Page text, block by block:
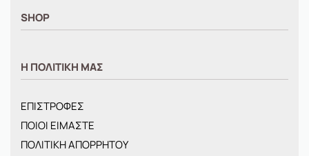
SHOP
ΓΥΝΑΙΚΕΙΑ
BRANDS
ΝΕΕΣ ΑΦΙΞΕΙΣ
OFFERS
Η ΠΟΛΙΤΙΚΗ ΜΑΣ
ΕΠΙΣΤΡΟΦΕΣ
ΠΟΙΟΙ ΕΙΜΑΣΤΕ
ΠΟΛΙΤΙΚΗ ΑΠΟΡΡΗΤΟΥ